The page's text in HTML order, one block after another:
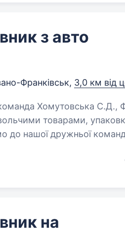
з авто
Франківськ, 3,0 км від
товарами,
до нашої дружньої
на